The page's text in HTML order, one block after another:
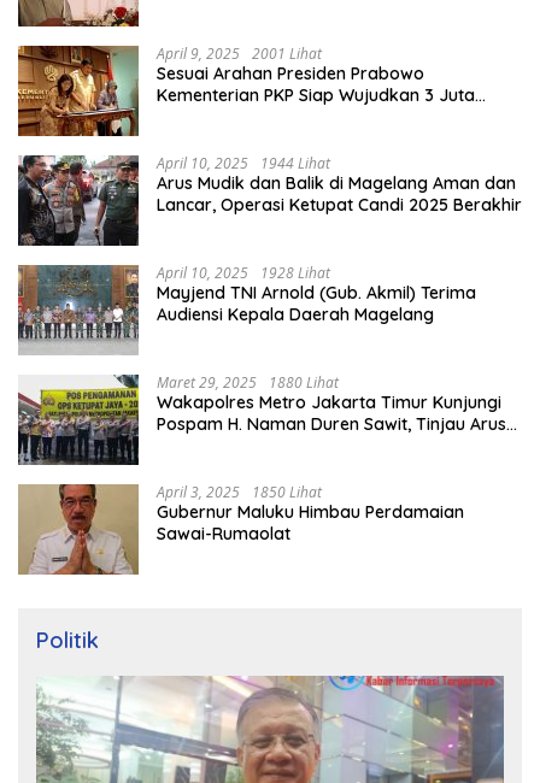
April 9, 2025 2001 Lihat
Sesuai Arahan Presiden Prabowo
Kementerian PKP Siap Wujudkan 3 Juta
April 10, 2025 1944 Lihat
Arus Mudik dan Balik di Magelang Aman dan
Lancar, Operasi Ketupat Candi 2025 Berakhir
April 10, 2025 1928 Lihat
Mayjend TNI Arnold (Gub. Akmil) Terima
Audiensi Kepala Daerah Magelang
Maret 29, 2025 1880 Lihat
Wakapolres Metro Jakarta Timur Kunjungi
Pospam H. Naman Duren Sawit, Tinjau Arus
April 3, 2025 1850 Lihat
Gubernur Maluku Himbau Perdamaian
Sawai-Rumaolat
Politik